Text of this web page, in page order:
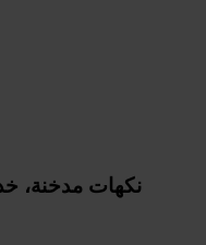
نكهات مدخنة،